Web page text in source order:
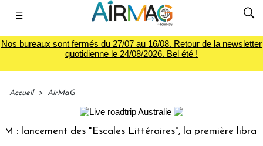
☰
Nos bureaux sont fermés du 27/07 au 16/08. Retour de la newsletter
quotidienne le 24/08/2026. Bel été !
Accueil > AirMaG
des "Escales Littéraires", la première librairie du